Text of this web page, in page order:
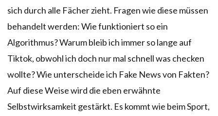
sich durch alle Fächer zieht. Fragen wie diese müssen
behandelt werden: Wie funktioniert so ein
Algorithmus? Warum bleib ich immer so lange auf
Tiktok, obwohl ich doch nur mal schnell was checken
wollte? Wie unterscheide ich Fake News von Fakten?
Auf diese Weise wird die eben erwähnte
Selbstwirksamkeit gestärkt. Es kommt wie beim Sport,